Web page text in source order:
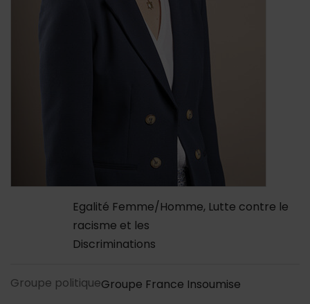
Contenu de la fiche
Egalité Femme/Homme, Lutte contre le
racisme et les
Discriminations
Groupe politiqueGroupe France Insoumise